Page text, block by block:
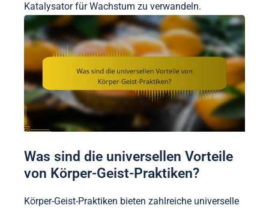
Katalysator für Wachstum zu verwandeln.
Was sind die universellen Vorteile
von Körper-Geist-Praktiken?
Körper-Geist-Praktiken bieten zahlreiche universelle